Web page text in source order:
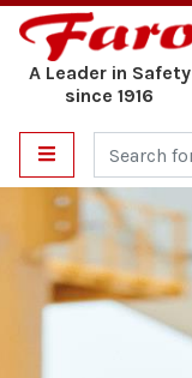
A Leader in Safety
since 1916